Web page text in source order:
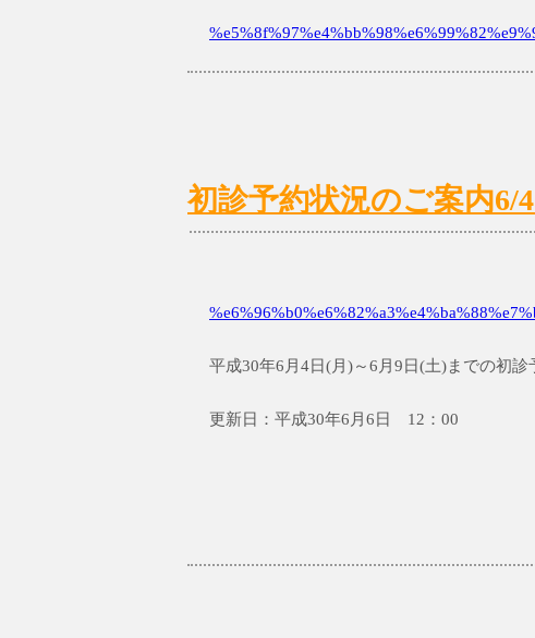
初診予約状況のご案内6/
平成30年6月4日(月)～6月9日(土)までの初診
更新日：平成30年6月6日 12：00